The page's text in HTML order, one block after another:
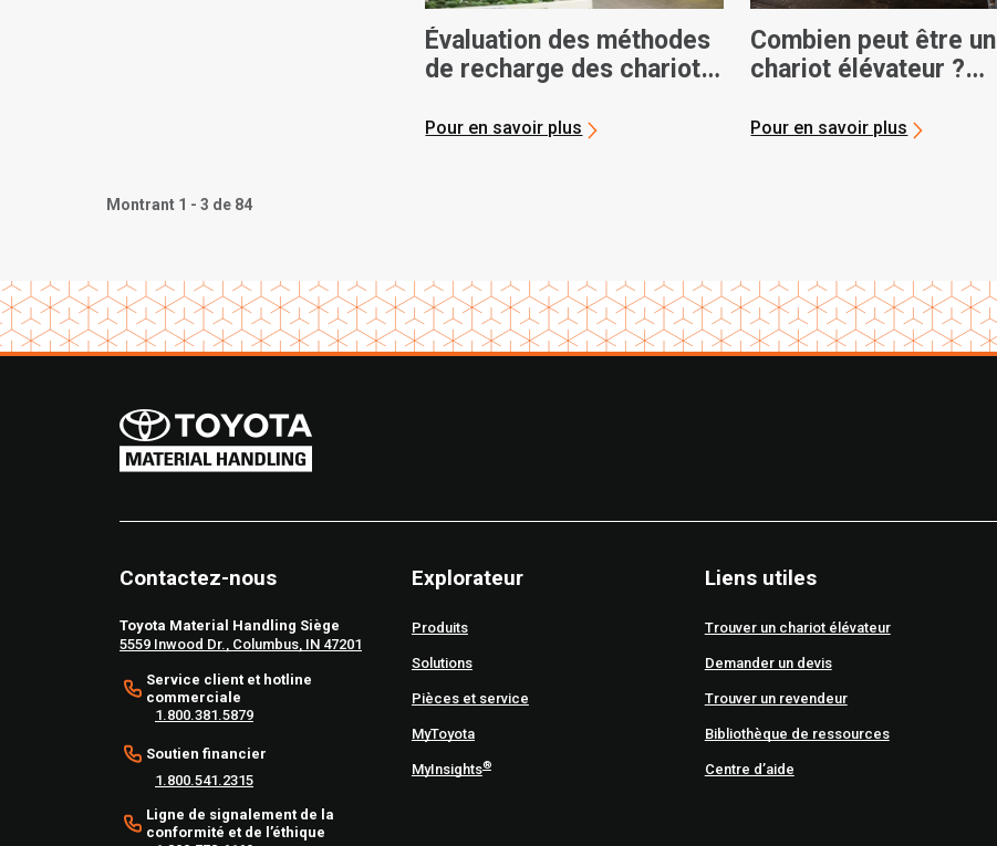
Évaluation des méthodes
de recharge des chariots
Pour en savoir plus
Combien peut être un
chariot élévateur ?
maximales
Pour en savoir plus
Montrant 1 - 3 de 84
Contactez-nous
Toyota Material Handling Siège
5559 Inwood Dr., Columbus, IN 47201
Service client et hotline
commerciale
1.800.381.5879
Soutien financier
1.800.541.2315
Ligne de signalement de la
conformité et de l’éthique
Explorateur
Produits
Solutions
Pièces et service
MyToyota
MyInsights®
Liens utiles
Trouver un chariot élévateur
Demander un devis
Trouver un revendeur
Bibliothèque de ressources
Centre d’aide